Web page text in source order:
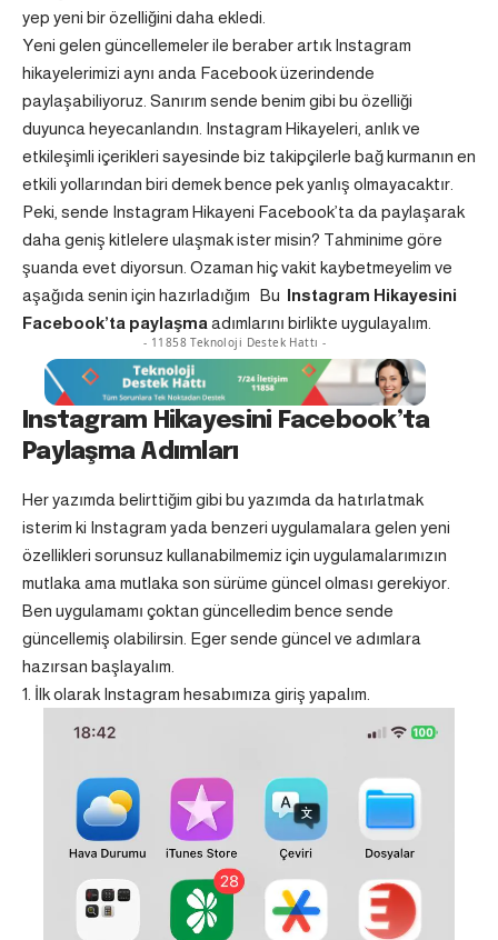
yep yeni bir özelliğini daha ekledi.
Yeni gelen güncellemeler ile beraber artık Instagram
hikayelerimizi aynı anda Facebook üzerindende
paylaşabiliyoruz. Sanırım sende benim gibi bu özelliği
duyunca heyecanlandın. Instagram Hikayeleri, anlık ve
etkileşimli içerikleri sayesinde biz takipçilerle bağ kurmanın en
etkili yollarından biri demek bence pek yanlış olmayacaktır.
Peki, sende Instagram Hikayeni Facebook’ta da paylaşarak
daha geniş kitlelere ulaşmak ister misin? Tahminime göre
şuanda evet diyorsun. Ozaman hiç vakit kaybetmeyelim ve
aşağıda senin için hazırladığım Bu Instagram Hikayesini
Facebook’ta paylaşma adımlarını birlikte uygulayalım.
- 11858 Teknoloji Destek Hattı -
Instagram Hikayesini Facebook’ta
Paylaşma Adımları
Her yazımda belirttiğim gibi bu yazımda da hatırlatmak
isterim ki Instagram yada benzeri uygulamalara gelen yeni
özellikleri sorunsuz kullanabilmemiz için uygulamalarımızın
mutlaka ama mutlaka son sürüme güncel olması gerekiyor.
Ben uygulamamı çoktan güncelledim bence sende
güncellemiş olabilirsin. Eger sende güncel ve adımlara
hazırsan başlayalım.
İlk olarak Instagram hesabımıza giriş yapalım.